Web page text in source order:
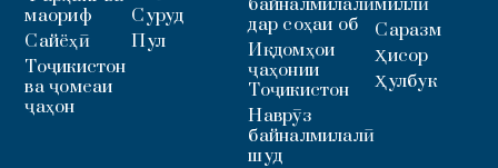
маориф
Сайёҳӣ
Тоҷикистон
ва ҷомеаи
ҷаҳон
Суруд
Пул
дар соҳаи об
Иқдомҳои
ҷаҳонии
Тоҷикистон
Наврӯз
байналмилалӣ
шуд
Саразм
Ҳисор
Ҳулбук